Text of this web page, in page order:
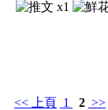
x1
<< 上頁 1 2 >>